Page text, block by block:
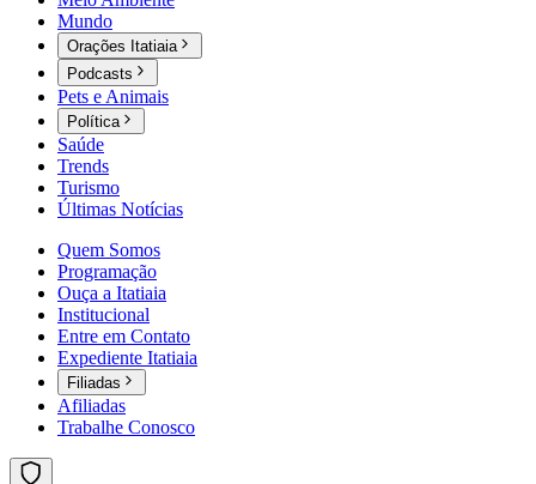
Mundo
Orações Itatiaia
Podcasts
Pets e Animais
Política
Saúde
Trends
Turismo
Últimas Notícias
Quem Somos
Programação
Ouça a Itatiaia
Institucional
Entre em Contato
Expediente Itatiaia
Filiadas
Afiliadas
Trabalhe Conosco